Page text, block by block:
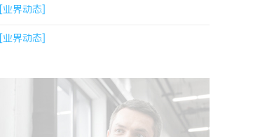
[业界动态]
[业界动态]